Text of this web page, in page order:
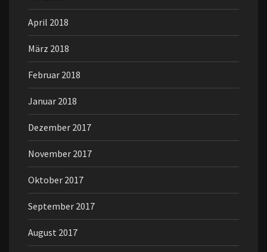
April 2018
März 2018
Februar 2018
Januar 2018
Dezember 2017
November 2017
Oktober 2017
September 2017
August 2017